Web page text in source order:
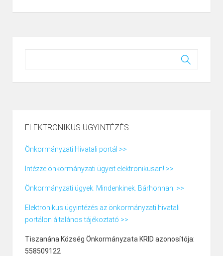
ELEKTRONIKUS ÜGYINTÉZÉS
Önkormányzati Hivatali portál >>
Intézze önkormányzati ügyeit elektronikusan! >>
Önkormányzati ügyek. Mindenkinek. Bárhonnan. >>
Elektronikus ügyintézés az önkormányzati hivatali
portálon általános tájékoztató >>
Tiszanána Község Önkormányzata KRID azonosítója:
558509122